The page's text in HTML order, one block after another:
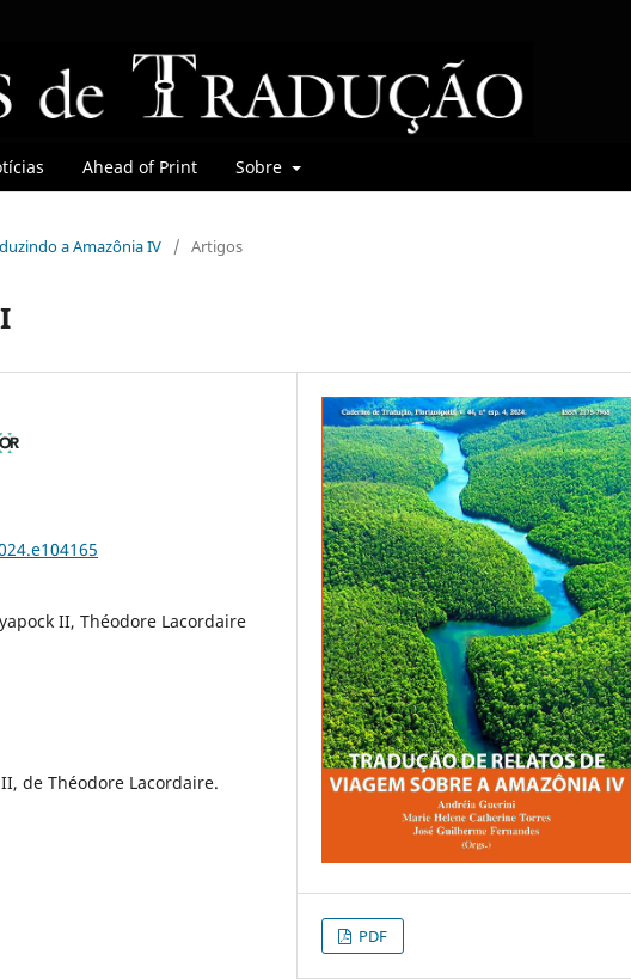
Ahead of Print Sobre
a Amazônia IV / Artigos
II, Théodore Lacordaire
de Théodore Lacordaire.
PDF